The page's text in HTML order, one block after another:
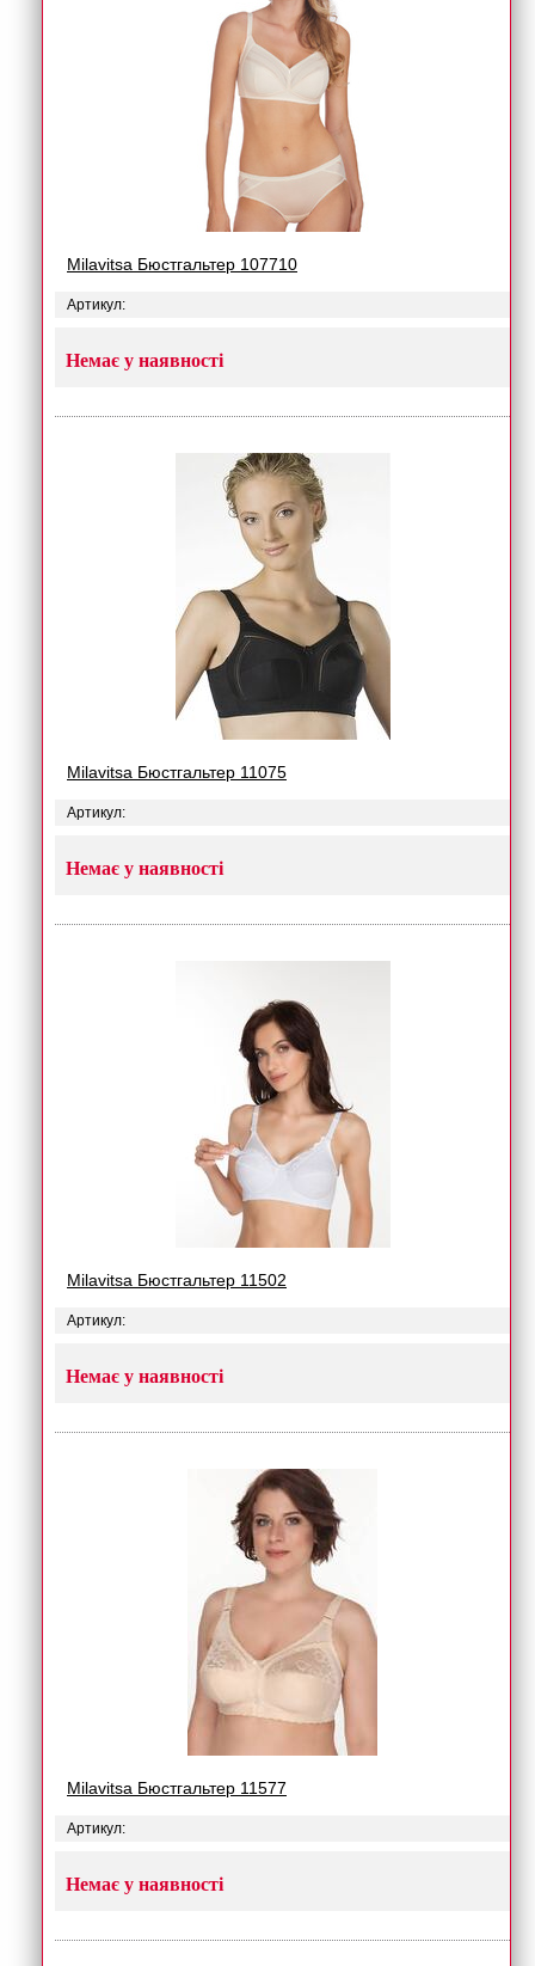
Milavitsa Бюстгальтер 107710
Артикул:
Немає у наявності
Milavitsa Бюстгальтер 11075
Артикул:
Немає у наявності
Milavitsa Бюстгальтер 11502
Артикул:
Немає у наявності
Milavitsa Бюстгальтер 11577
Артикул:
Немає у наявності